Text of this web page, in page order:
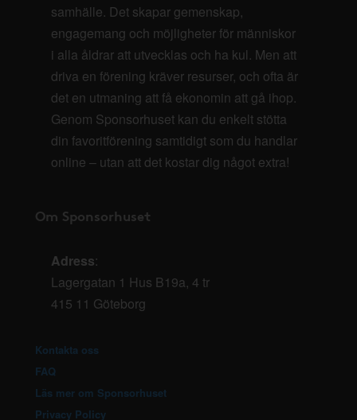
samhälle. Det skapar gemenskap,
engagemang och möjligheter för människor
i alla åldrar att utvecklas och ha kul. Men att
driva en förening kräver resurser, och ofta är
det en utmaning att få ekonomin att gå ihop.
Genom Sponsorhuset kan du enkelt stötta
din favoritförening samtidigt som du handlar
online – utan att det kostar dig något extra!
Om Sponsorhuset
Adress:
Lagergatan 1 Hus B19a, 4 tr
415 11 Göteborg
Kontakta oss
FAQ
Läs mer om Sponsorhuset
Privacy Policy